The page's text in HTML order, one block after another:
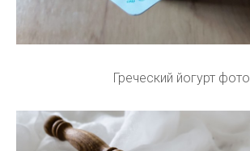
Греческий йогурт фото